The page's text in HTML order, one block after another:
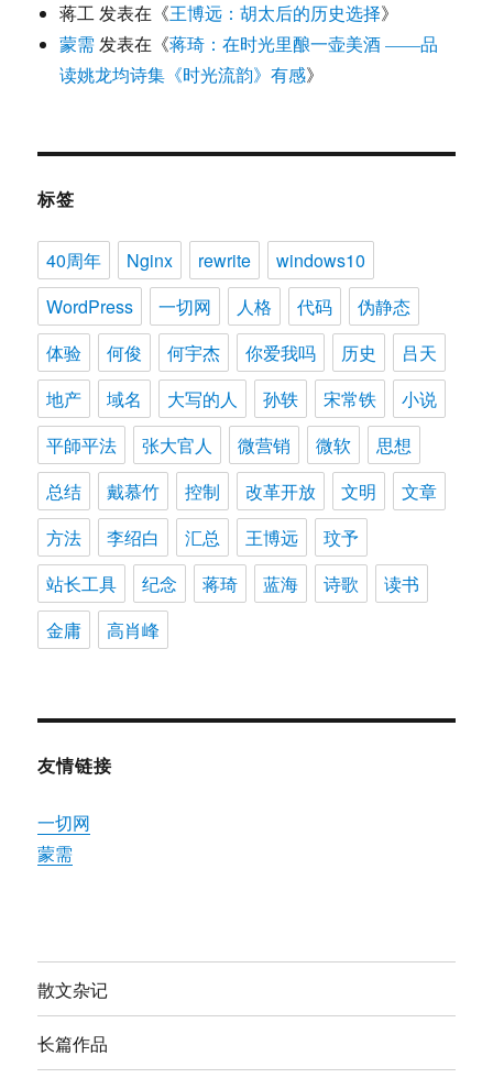
蒋工发表在《王博远：胡太后的历史选择》
蒙需发表在《蒋琦：在时光里酿一壶美酒 ——品
读姚龙均诗集《时光流韵》有感》
标签
40周年 Nginx rewrite
windows10
WordPress
一切网 人格 代码
伪静态
体验
何俊 何宇杰 你爱我吗 历史
吕天
地产
域名 大写的人 孙轶 宋常铁
小说
平師平法
张大官人 微营销 微软
思想
总结
戴慕竹 控制 改革开放 文明
文章
方法
李绍白 汇总 王博远
玟予
站长工具
纪念 蒋琦 蓝海 诗歌
读书
金庸
高肖峰
友情链接
一切网
蒙需
散文杂记
长篇作品